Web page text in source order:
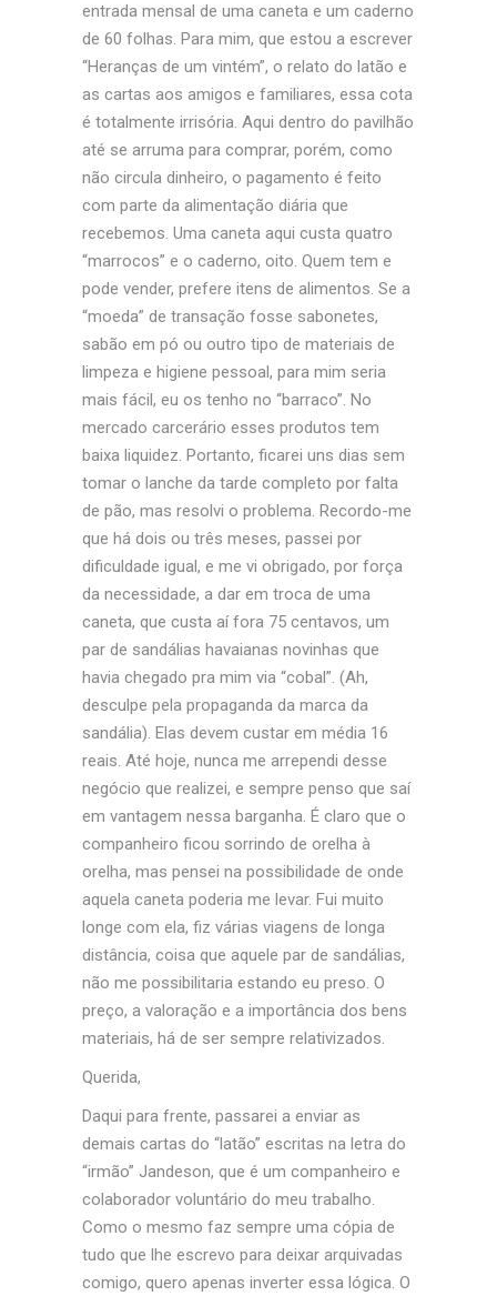
entrada mensal de uma caneta e um caderno
de 60 folhas. Para mim, que estou a escrever
“Heranças de um vintém”, o relato do latão e
as cartas aos amigos e familiares, essa cota
é totalmente irrisória. Aqui dentro do pavilhão
até se arruma para comprar, porém, como
não circula dinheiro, o pagamento é feito
com parte da alimentação diária que
recebemos. Uma caneta aqui custa quatro
“marrocos” e o caderno, oito. Quem tem e
pode vender, prefere itens de alimentos. Se a
“moeda” de transação fosse sabonetes,
sabão em pó ou outro tipo de materiais de
limpeza e higiene pessoal, para mim seria
mais fácil, eu os tenho no “barraco”. No
mercado carcerário esses produtos tem
baixa liquidez. Portanto, ficarei uns dias sem
tomar o lanche da tarde completo por falta
de pão, mas resolvi o problema. Recordo-me
que há dois ou três meses, passei por
dificuldade igual, e me vi obrigado, por força
da necessidade, a dar em troca de uma
caneta, que custa aí fora 75 centavos, um
par de sandálias havaianas novinhas que
havia chegado pra mim via “cobal”. (Ah,
desculpe pela propaganda da marca da
sandália). Elas devem custar em média 16
reais. Até hoje, nunca me arrependi desse
negócio que realizei, e sempre penso que saí
em vantagem nessa barganha. É claro que o
companheiro ficou sorrindo de orelha à
orelha, mas pensei na possibilidade de onde
aquela caneta poderia me levar. Fui muito
longe com ela, fiz várias viagens de longa
distância, coisa que aquele par de sandálias,
não me possibilitaria estando eu preso. O
preço, a valoração e a importância dos bens
materiais, há de ser sempre relativizados.
Querida,
Daqui para frente, passarei a enviar as
demais cartas do “latão” escritas na letra do
“irmão” Jandeson, que é um companheiro e
colaborador voluntário do meu trabalho.
Como o mesmo faz sempre uma cópia de
tudo que lhe escrevo para deixar arquivadas
comigo, quero apenas inverter essa lógica. O